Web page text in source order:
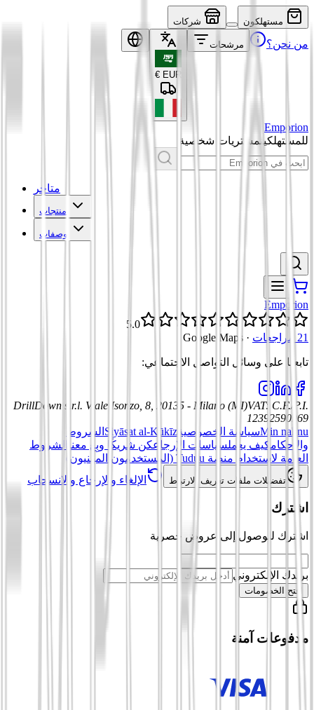
مستهلكون شركات
من نحن؟ مرشحات
EUR
€
Emporion
للمستهلكينمشتريات شخصية
متاجر
منتجات
وصفات
Emporion
5.0
21 مراجعات
·
Google Maps
تابعنا على وسائل التواصل الاجتماعي:
DrillDown s.r.l. Viale Isonzo, 8, 20135 - Milano (MI)VAT: C.F./P.I.
12392590969
Min nahnuسياسة الخصوصية Siyāsat al-Kūkīz الشروط
والأحكامكيف يعملسياسات الإرجاعكن شريكًا وبِع معنا
الشروط
العامة لاستخدام منصة Tuduu (المستخدمون المهنيون)
تفضيلات ملفات تعريف الارتباط الإلغاء والإرجاع والانسحاب
اشترك
اشترك للوصول إلى عروض حصرية
بريدك الإلكتروني
افتح الخصومات
مدفوعات آمنة